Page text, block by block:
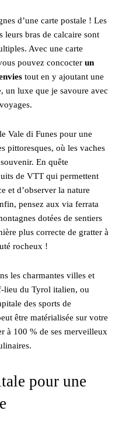
d’une carte postale ! Les
leurs bras de calcaire sont
Avec une carte
pouvez concocter un
tout en y ajoutant une
un luxe que je savoure avec
Vale di Funes pour une
pittoresques, où les vaches
En quête
de VTT qui permettent
et d’observer la nature
pensez aux via ferrata
dotées de sentiers
plus correcte de gratter à
rocheux !
les charmantes villes et
lieu du Tyrol italien, ou
des sports de
être matérialisée sur votre
à 100 % de ses merveilleux
pour une